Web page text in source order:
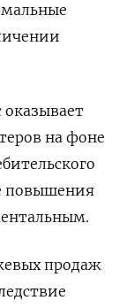
оказывает
на фоне
повышения
продаж